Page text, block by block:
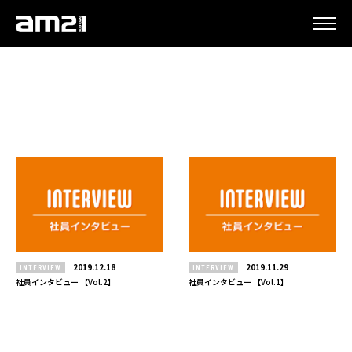
INTERVIEW
2019.12.18
社員インタビュー 【Vol.2】
INTERVIEW
2019.11.29
社員インタビュー 【Vol.1】